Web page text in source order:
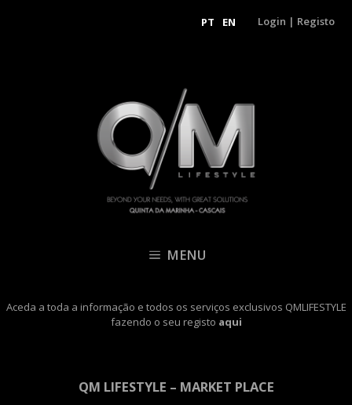
PT EN Login | Registo
MENU
Aceda a toda a informação e todos os serviços exclusivos QMLIFESTYLE
fazendo o seu registo aqui
QM LIFESTYLE – MARKET PLACE